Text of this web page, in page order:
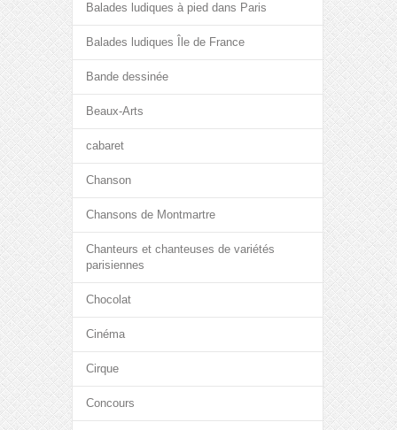
Balades ludiques à pied dans Paris
Balades ludiques Île de France
Bande dessinée
Beaux-Arts
cabaret
Chanson
Chansons de Montmartre
Chanteurs et chanteuses de variétés
parisiennes
Chocolat
Cinéma
Cirque
Concours